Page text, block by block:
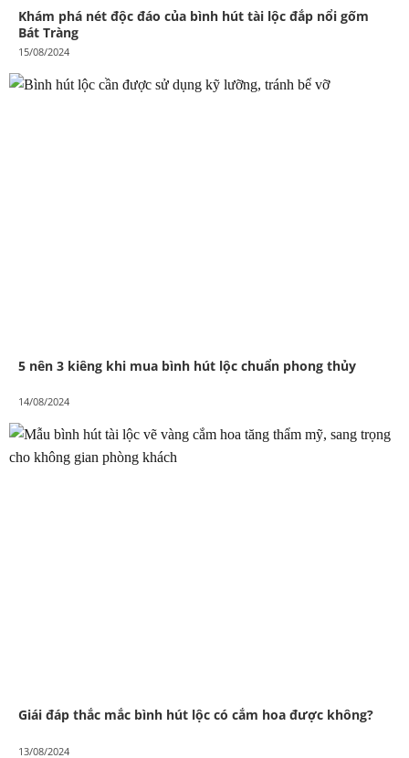
Khám phá nét độc đáo của bình hút tài lộc đắp nổi gốm
Bát Tràng
15/08/2024
5 nên 3 kiêng khi mua bình hút lộc chuẩn phong thủy
14/08/2024
Giái đáp thắc mắc bình hút lộc có cắm hoa được không?
13/08/2024